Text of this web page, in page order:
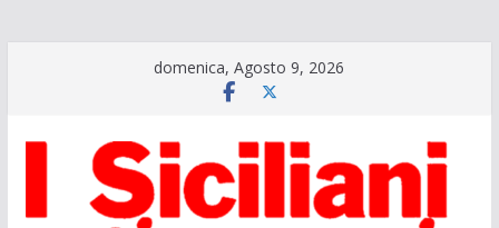
domenica, Agosto 9, 2026